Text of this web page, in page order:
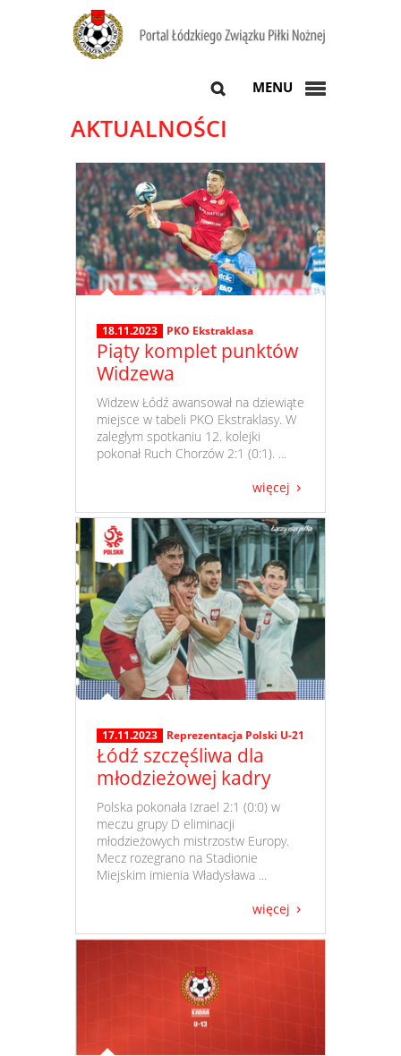
MENU
AKTUALNOŚCI
18.11.2023 PKO Ekstraklasa
Piąty komplet punktów
Widzewa
​ Widzew Łódź awansował na dziewiąte
miejsce w tabeli PKO Ekstraklasy. W
zaległym spotkaniu 12. kolejki
pokonał Ruch Chorzów 2:1 (0:1). ...
więcej
17.11.2023 Reprezentacja Polski U-21
Łódź szczęśliwa dla
młodzieżowej kadry
​ Polska pokonała Izrael 2:1 (0:0) w
meczu grupy D eliminacji
młodzieżowych mistrzostw Europy.
Mecz rozegrano na Stadionie
Miejskim imienia Władysława ...
więcej